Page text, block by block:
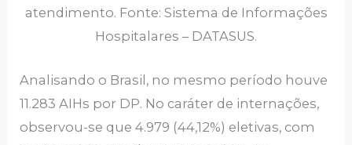
atendimento. Fonte: Sistema de Informações
Hospitalares – DATASUS.
Analisando o Brasil, no mesmo período houve
11.283 AIHs por DP. No caráter de internações,
observou-se que 4.979 (44,12%) eletivas, com